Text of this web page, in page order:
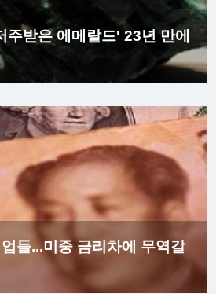
주받은 에메랄드' 23년 만에
들...미중 금리차에 무역갈